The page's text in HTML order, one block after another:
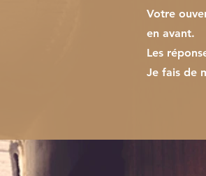
Votre
en avant.
Les
Je fais de